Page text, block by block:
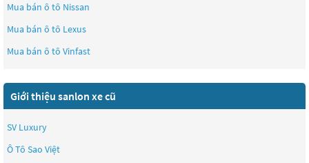
Mua bán ô tô Nissan
Mua bán ô tô Lexus
Mua bán ô tô Vinfast
Giới thiệu sanlon xe cũ
SV Luxury
Ô Tô Sao Việt